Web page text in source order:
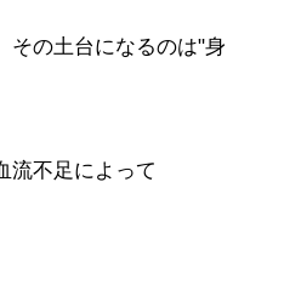
その土台になるのは"身
流不足によって